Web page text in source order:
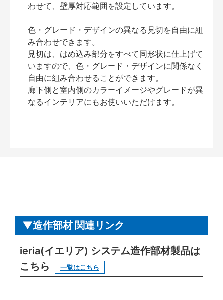
わせて、壁厚対応範囲を設定しています。
色・グレード・デザインの異なる見切を自由に組
み合わせできます。
見切は、はめ込み部分をすべて同形状に仕上げて
いますので、色・グレード・デザインに関係なく
自由に組み合わせることができます。
廊下側と室内側のカラーイメージやグレードが異
なるインテリアにもお使いいただけます。
造作部材 関連リンク
ieria(イエリア) システム造作部材製品は
こちら
一覧はこちら